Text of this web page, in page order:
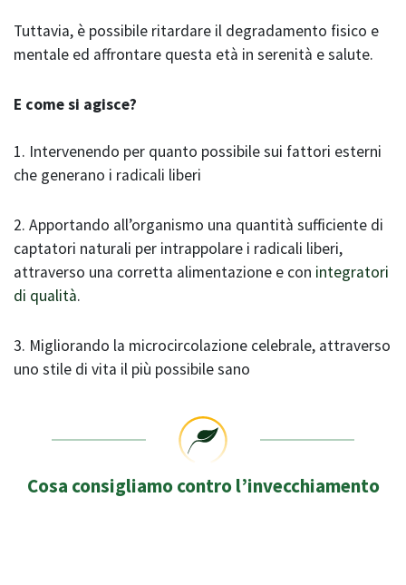
Tuttavia, è possibile ritardare il degradamento fisico e
mentale ed affrontare questa età in serenità e salute.
E come si agisce?
1. Intervenendo per quanto possibile sui fattori esterni
che generano i radicali liberi
2. Apportando all’organismo una quantità sufficiente di
captatori naturali per intrappolare i radicali liberi,
attraverso una corretta alimentazione e con integratori
di qualità.
3. Migliorando la microcircolazione celebrale, attraverso
uno stile di vita il più possibile sano
Cosa consigliamo contro l’invecchiamento